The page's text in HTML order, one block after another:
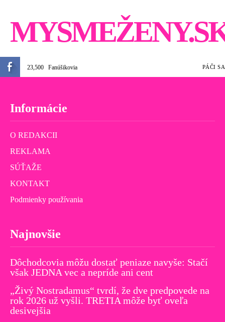
23,500 Fanúšikovia PÁČI SA
Informácie
O REDAKCII
REKLAMA
SÚŤAŽE
KONTAKT
Podmienky používania
Najnovšie
Dôchodcovia môžu dostať peniaze navyše: Stačí
však JEDNA vec a nepríde ani cent
„Živý Nostradamus“ tvrdí, že dve predpovede na
rok 2026 už vyšli. TRETIA môže byť oveľa
desivejšia